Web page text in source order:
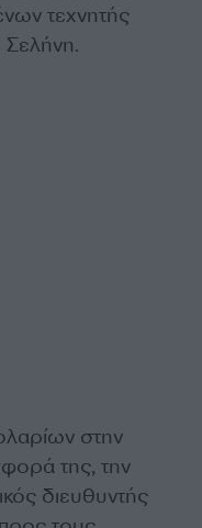
τεχνητής
Σελήνη.
στην
της, την
διευθυντής